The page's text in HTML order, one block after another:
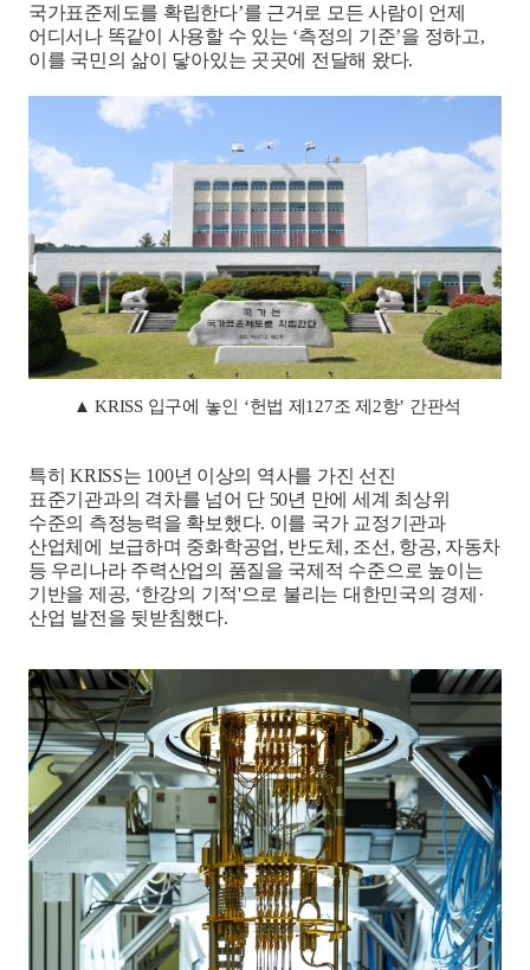
국가표준제도를 확립한다’를 근거로 모든 사람이 언제
어디서나 똑같이 사용할 수 있는 ‘측정의 기준’을 정하고,
이를 국민의 삶이 닿아있는 곳곳에 전달해 왔다.
▲ KRISS 입구에 놓인 ‘헌법 제127조 제2항’ 간판석
특히KRISS는 100년 이상의 역사를 가진 선진
표준기관과의 격차를 넘어 단 50년 만에 세계 최상위
수준의 측정능력을 확보했다. 이를 국가 교정기관과
산업체에 보급하며 중화학공업, 반도체 , 조선 , 항공, 자동차
등 우리나라 주력산업의 품질을 국제적 수준으로 높이는
기반을 제공, ‘한강의 기적'으로 불리는 대한민국의 경제 ·
산업 발전을 뒷받침했다.